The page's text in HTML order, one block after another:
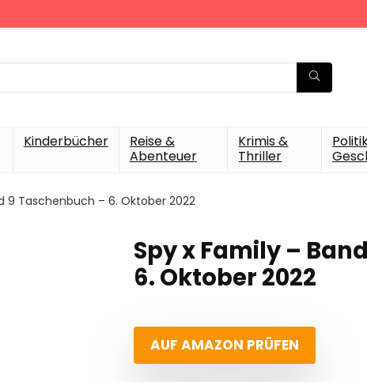
Kinderbücher
Reise &
Abenteuer
Krimis &
Thriller
9 Taschenbuch – 6. Oktober 2022
Spy x Family –
6. Oktober 2022
AUF AMAZON PRÜFEN